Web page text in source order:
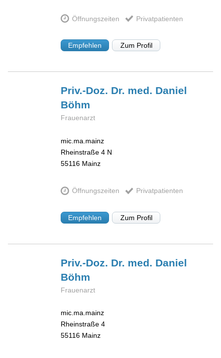
Öffnungszeiten Privatpatienten
Empfehlen Zum Profil
Priv.-Doz. Dr. med. Daniel
Böhm
Frauenarzt
mic.ma.mainz
Rheinstraße 4 N
55116 Mainz
Öffnungszeiten Privatpatienten
Empfehlen Zum Profil
Priv.-Doz. Dr. med. Daniel
Böhm
Frauenarzt
mic.ma.mainz
Rheinstraße 4
55116 Mainz